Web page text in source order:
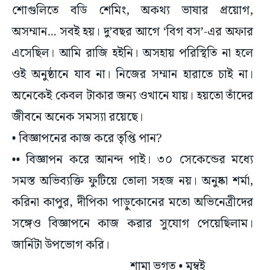
শোগুলিতে বডি শেমিং, অকথ্য ভাষার প্রয়োগ,
অসম্মান... সবই হয়। দু’বছর আগে ‘বিগ বস’-এর অফার
এসেছিল। আমি রাজি হইনি। অসহায় পরিস্থিতি না হলে
ওই অনুষ্ঠানে যাব না। নিজের সম্মান হারাতে চাই না।
অনেকেই কেবল টাকার জন্য ওখানে যায়। হয়তো তাঁদের
জীবনে অনেক সমস্যা রয়েছে।
• বিজ্ঞাপনের কাজ করে তৃপ্তি পান?
•• বিজ্ঞাপন করে আনন্দ পাই। ৩০ সেকেন্ডের মধ্যে
সমস্ত অভিব্যক্তি ফুটিয়ে তোলা সহজ নয়। অনুষ্কা শর্মা,
করিনা কাপুর, দীপিকা পাড়ুকোনের মতো অভিনেত্রীদের
সঙ্গেও বিজ্ঞাপনে কাজ করার সুযোগ পেয়েছিলাম।
জার্নিটা উপভোগ করি।